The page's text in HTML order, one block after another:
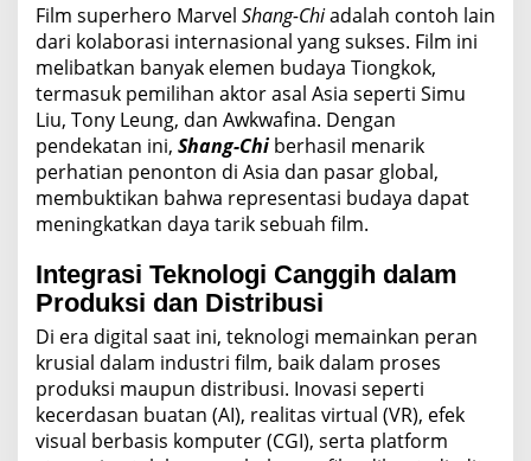
Film superhero Marvel Shang-Chiadalah contoh lain
dari kolaborasi internasional yang sukses. Film ini
melibatkan banyak elemen budaya Tiongkok,
termasuk pemilihan aktor asal Asia seperti Simu
Liu, Tony Leung, dan Awkwafina. Dengan
pendekatan ini, Shang-Chi berhasil menarik
perhatian penonton di Asia dan pasar global,
membuktikan bahwa representasi budaya dapat
meningkatkan daya tarik sebuah film.
Integrasi Teknologi Canggih dalam
Produksi dan Distribusi
Di era digital saat ini, teknologi memainkan peran
krusial dalam industri film, baik dalam proses
produksi maupun distribusi. Inovasi seperti
kecerdasan buatan (AI), realitas virtual (VR), efek
visual berbasis komputer (CGI), serta platform